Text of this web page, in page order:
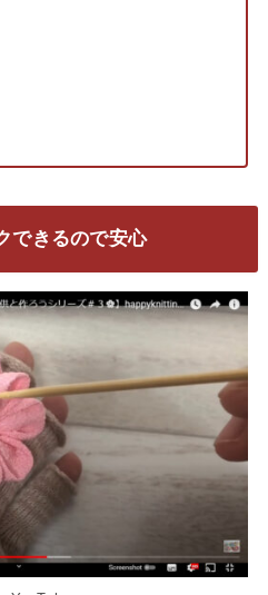
できるので安心